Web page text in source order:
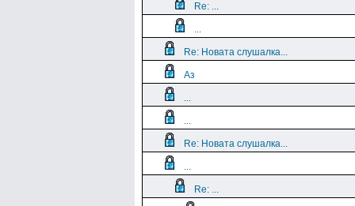
Re: ...
...
Re: Новата слушалка...
Аз
...
...
Re: Новата слушалка...
...
Re: ...